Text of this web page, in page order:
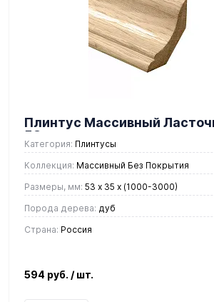
Плинтус Массивный
53 мм.
Категория: Плинтусы
Коллекция: Массивный Без Покрытия
Размеры, мм: 53 x 35 х (1000-3000)
Порода дерева: дуб
Страна: Россия
594 руб. / шт.